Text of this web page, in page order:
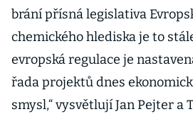
brání přísná legislativa
chemického hlediska je to
evropská regulace je
řada projektů dnes
smysl,“ vysvětlují Jan Pejter a